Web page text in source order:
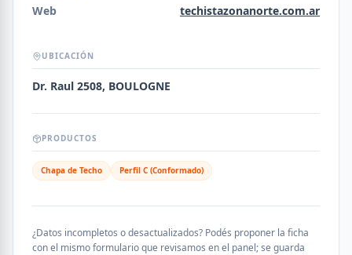
Web
techistazonanorte.com.ar
UBICACIÓN
Dr. Raul 2508, BOULOGNE
PRODUCTOS
Chapa de Techo Perfil C (Conformado)
¿Datos incompletos o desactualizados? Podés proponer la ficha
con el mismo formulario que revisamos en el panel; se guarda